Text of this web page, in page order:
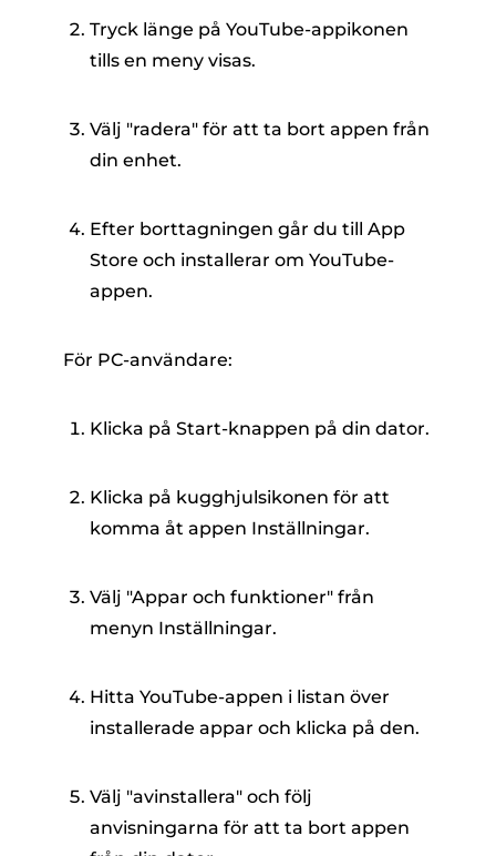
Tryck länge på YouTube-appikonen
tills en meny visas.
Välj "radera" för att ta bort appen från
din enhet.
Efter borttagningen går du till App
Store och installerar om YouTube-
appen.
För PC-användare:
Klicka på Start-knappen på din dator.
Klicka på kugghjulsikonen för att
komma åt appen Inställningar.
Välj "Appar och funktioner" från
menyn Inställningar.
Hitta YouTube-appen i listan över
installerade appar och klicka på den.
Välj "avinstallera" och följ
anvisningarna för att ta bort appen